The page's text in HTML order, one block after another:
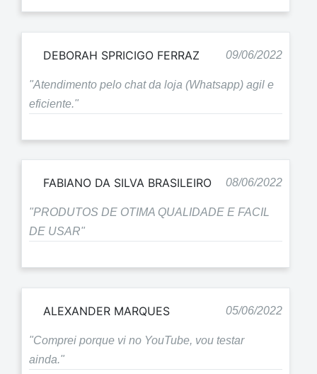
DEBORAH SPRICIGO FERRAZ 09/06/2022
"Atendimento pelo chat da loja (Whatsapp) agil e
eficiente."
FABIANO DA SILVA BRASILEIRO 08/06/2022
"PRODUTOS DE OTIMA QUALIDADE E FACIL
DE USAR"
ALEXANDER MARQUES 05/06/2022
"Comprei porque vi no YouTube, vou testar
ainda."